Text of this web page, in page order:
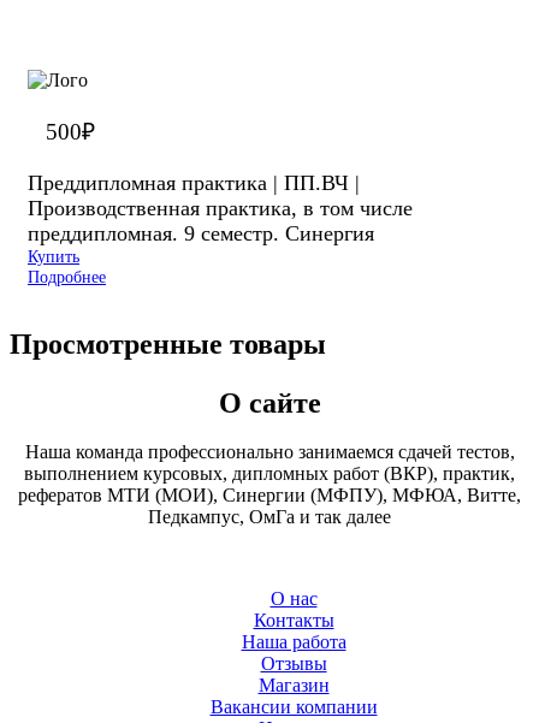
500₽
Преддипломная практика | ПП.ВЧ |
Производственная практика, в том числе
преддипломная. 9 семестр. Синергия
Купить
Подробнее
Просмотренные товары
О сайте
Наша команда профессионально занимаемся сдачей тестов,
выполнением курсовых, дипломных работ (ВКР), практик,
рефератов МТИ (МОИ), Синергии (МФПУ), МФЮА, Витте,
Педкампус, ОмГа и так далее
О нас
Контакты
Наша работа
Отзывы
Магазин
Вакансии компании